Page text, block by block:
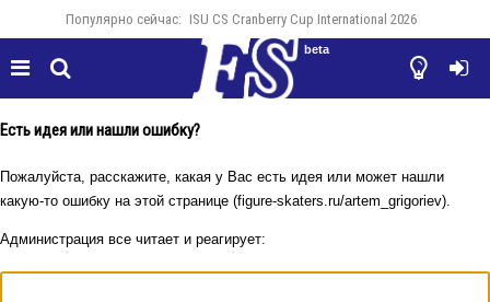
Популярно сейчас: ISU CS Cranberry Cup International 2026
  

beta
Есть идея или нашли ошибку?
Пожалуйста, расскажите, какая у Вас есть идея или может нашли
какую-то ошибку на этой странице (figure-skaters.ru/artem_grigoriev).
Администрация все читает и реагирует: